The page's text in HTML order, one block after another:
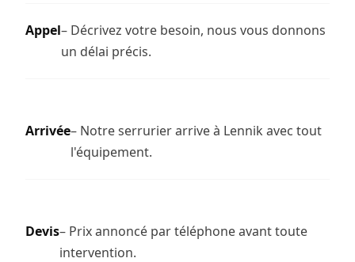
Appel– Décrivez votre besoin, nous vous donnons
un délai précis.
Arrivée– Notre serrurier arrive à Lennik avec tout
l'équipement.
Devis– Prix annoncé par téléphone avant toute
intervention.